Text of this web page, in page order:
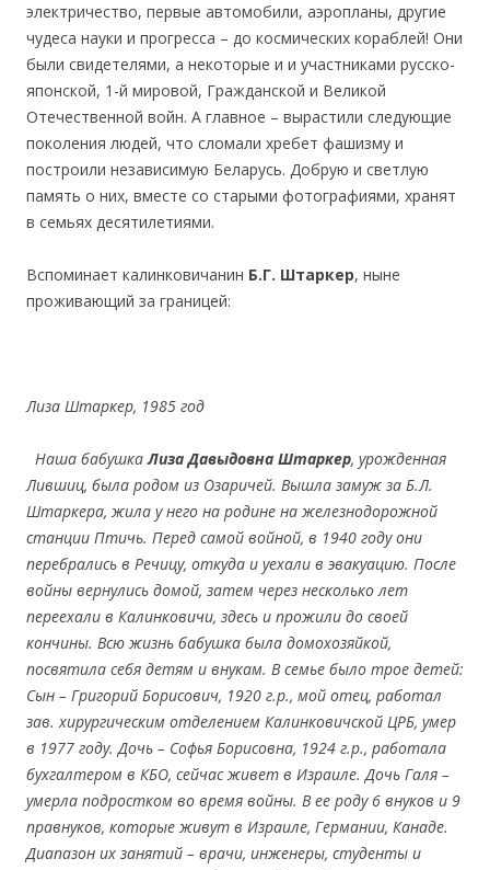
электричество, первые автомобили, аэропланы, другие
чудеса науки и прогресса – до космических кораблей! Они
были свидетелями, а некоторые и и участниками русско-
японской, 1-й мировой, Гражданской и Великой
Отечественной войн. А главное – вырастили следующие
поколения людей, что сломали хребет фашизму и
построили независимую Беларусь. Добрую и светлую
память о них, вместе со старыми фотографиями, хранят
в семьях десятилетиями.
Вспоминает калинковичанин Б.Г. Штаркер, ныне
проживающий за границей:
Лиза Штаркер, 1985 год
Наша бабушкаЛиза Давыдовна Штаркер, урожденная
Лившиц, была родом из Озаричей. Вышла замуж за Б.Л.
Штаркера, жила у него на родине на железнодорожной
станции Птичь. Перед самой войной, в 1940 году они
перебрались в Речицу, откуда и уехали в эвакуацию. После
войны вернулись домой, затем через несколько лет
переехали в Калинковичи, здесь и прожили до своей
кончины. Всю жизнь бабушка была домохозяйкой,
посвятила себя детям и внукам. В семье было трое детей:
Сын – Григорий Борисович, 1920 г.р., мой отец, работал
зав. хирургическим отделением Калинковичской ЦРБ, умер
в 1977 году. Дочь – Софья Борисовна, 1924 г.р., работала
бухгалтером в КБО, сейчас живет в Израиле. Дочь Галя –
умерла подростком во время войны. В ее роду 6 внуков и 9
правнуков, которые живут в Израиле, Германии, Канаде.
Диапазон их занятий – врачи, инженеры, студенты и